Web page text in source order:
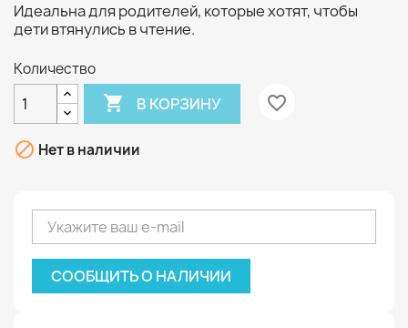
Идеальна для родителей, которые хотят, чтобы
дети втянулись в чтение.
Количество
 В КОРЗИНУ favorite_border
 Нет в наличии
СООБЩИТЬ О НАЛИЧИИ